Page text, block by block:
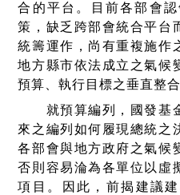
合的平台。目前各部會
策，缺乏跨部會統合平台
統籌運作，尚有重複施作
地方縣市依法成立之氣候
預算、執行目標之垂直整合
就預算編列，國發基
來之編列如何履現總統之
各部會與地方政府之氣候
否則容易淪為各單位以虛
項目。因此，前揭建議